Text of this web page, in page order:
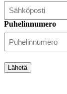
Puhelinnumero
Lähetä